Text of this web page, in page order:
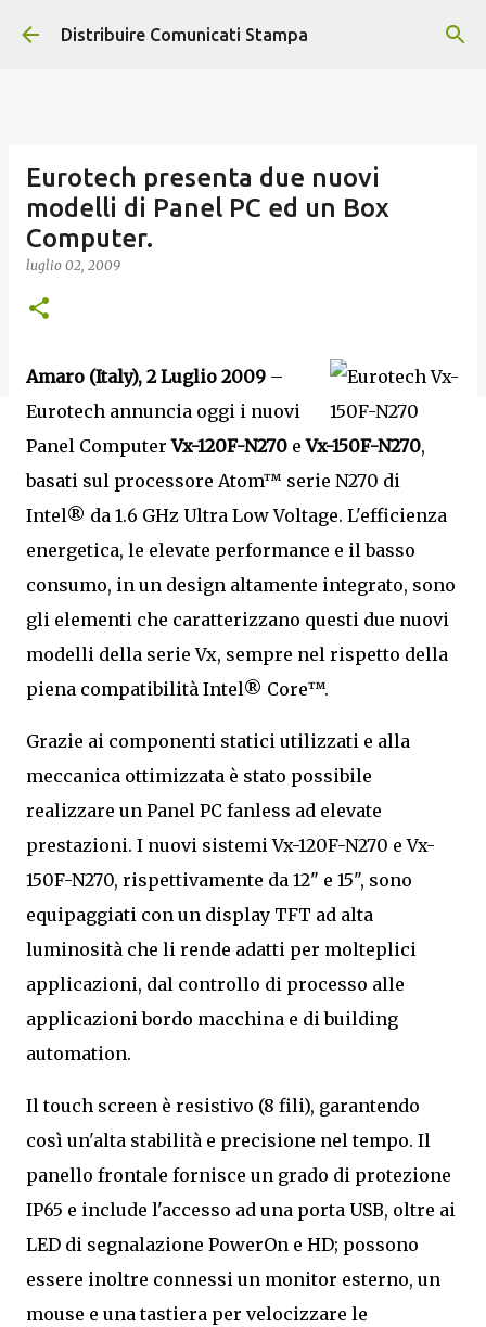
Passa ai contenuti principali
Distribuire Comunicati Stampa
Eurotech presenta due nuovi
modelli di Panel PC ed un Box
Computer.
luglio 02, 2009
Amaro (Italy), 2 Luglio 2009 –
Eurotech annuncia oggi i nuovi
Panel ComputerVx-120F-N270 eVx-150F-N270,
basati sul processore Atom™ serie N270 di
Intel® da 1.6 GHz Ultra Low Voltage. L'efficienza
energetica, le elevate performance e il basso
consumo, in un design altamente integrato, sono
gli elementi che caratterizzano questi due nuovi
modelli della serie Vx, sempre nel rispetto della
piena compatibilità Intel® Core™.
Grazie ai componenti statici utilizzati e alla
meccanica ottimizzata è stato possibile
realizzare un Panel PC fanless ad elevate
prestazioni. I nuovi sistemi Vx-120F-N270 e Vx-
150F-N270, rispettivamente da 12" e 15", sono
equipaggiati con un display TFT ad alta
luminosità che li rende adatti per molteplici
applicazioni, dal controllo di processo alle
applicazioni bordo macchina e di building
automation.
Il touch screen è resistivo (8 fili), garantendo
così un'alta stabilità e precisione nel tempo. Il
panello frontale fornisce un grado di protezione
IP65 e include l'accesso ad una porta USB, oltre ai
LED di segnalazione PowerOn e HD; possono
essere inoltre connessi un monitor esterno, un
mouse e una tastiera per velocizzare le